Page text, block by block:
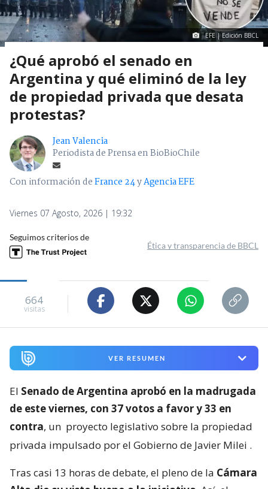
EFE | Edición BBCL
¿Qué aprobó el senado en
Argentina y qué eliminó de la ley
de propiedad privada que desata
protestas?
Jean Valencia
Periodista de Prensa en BioBioChile
Con información deFrance 24yAgencia EFE
Viernes 07 Agosto, 2026 | 19:32
Seguimos criterios de
Ética y transparencia de BBCL
664
visitas
VER RESUMEN
El Senado de Argentina aprobó en la madrugada
de este viernes, con 37 votos a favor y 33 en
contra, un proyecto legislativo sobre la propiedad
privada impulsado por el Gobierno de Javier Milei .
Tras casi 13 horas de debate, el pleno de la Cámara